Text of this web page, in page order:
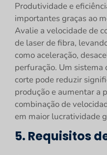
Produtividade e
importantes graças ao
Avalie a velocidade de
de laser de fibra,
como aceleração,
perfuração. Um
corte pode reduzir
produção e aumentar a
combinação de
em maior lucratividade
5. Requisitos